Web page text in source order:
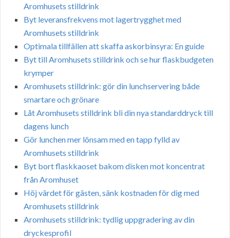
Aromhusets stilldrink
Byt leveransfrekvens mot lagertrygghet med
Aromhusets stilldrink
Optimala tillfällen att skaffa askorbinsyra: En guide
Byt till Aromhusets stilldrink och se hur flaskbudgeten
krymper
Aromhusets stilldrink: gör din lunchservering både
smartare och grönare
Låt Aromhusets stilldrink bli din nya standarddryck till
dagens lunch
Gör lunchen mer lönsam med en tapp fylld av
Aromhusets stilldrink
Byt bort flaskkaoset bakom disken mot koncentrat
från Aromhuset
Höj värdet för gästen, sänk kostnaden för dig med
Aromhusets stilldrink
Aromhusets stilldrink: tydlig uppgradering av din
dryckesprofil